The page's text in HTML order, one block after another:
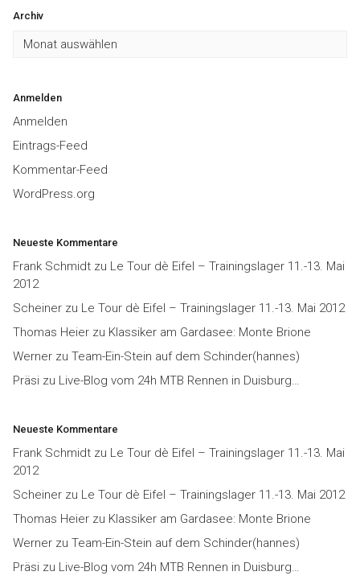
Archiv
Archiv
Anmelden
Anmelden
Eintrags-Feed
Kommentar-Feed
WordPress.org
Neueste Kommentare
Frank Schmidt zu Le Tour dè Eifel – Trainingslager 11.-13. Mai
2012
Scheiner zu Le Tour dè Eifel – Trainingslager 11.-13. Mai 2012
Thomas Heier zu Klassiker am Gardasee: Monte Brione
Werner zu Team-Ein-Stein auf dem Schinder(hannes)
Präsi zu Live-Blog vom 24h MTB Rennen in Duisburg…
Neueste Kommentare
Frank Schmidt zu Le Tour dè Eifel – Trainingslager 11.-13. Mai
2012
Scheiner zu Le Tour dè Eifel – Trainingslager 11.-13. Mai 2012
Thomas Heier zu Klassiker am Gardasee: Monte Brione
Werner zu Team-Ein-Stein auf dem Schinder(hannes)
Präsi zu Live-Blog vom 24h MTB Rennen in Duisburg…